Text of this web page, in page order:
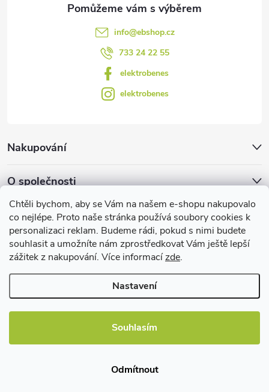
Chtěli bychom, aby se Vám na našem e-shopu nakupovalo
co nejlépe. Proto naše stránka používá soubory cookies k
personalizaci reklam. Budeme rádi, pokud s nimi budete
souhlasit a umožníte nám zprostředkovat Vám ještě lepší
zážitek z nakupování. Více informacízde.
Nastavení
Souhlasím
Odmítnout
u
Nakupování
O společnosti
Facebook
info@ebshop.cz
733 24 22 55
elektrobenes
elektrobenes
Užitečné informace